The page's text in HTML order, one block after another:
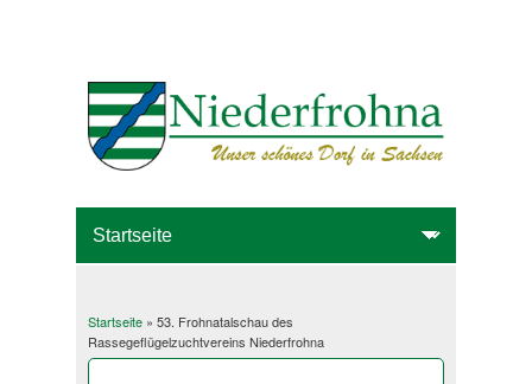
Sie sind hier
Startseite» 53. Frohnatalschau des
Rassegeflügelzuchtvereins Niederfrohna